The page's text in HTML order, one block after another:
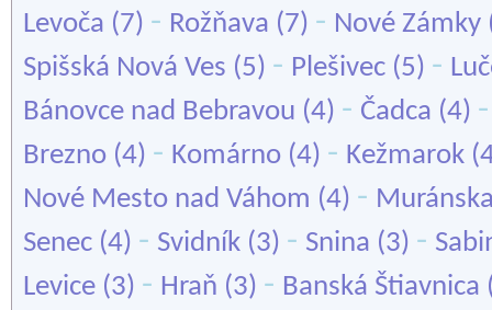
Levoča (7) - Rožňava (7) - Nové Zámky
Spišská Nová Ves (5) - Plešivec (5) -
Bánovce nad Bebravou (4) - Čadca (4)
Brezno (4) - Komárno (4) - Kežmarok
Nové Mesto nad Váhom (4) -
Senec (4) - Svidník (3) - Snina (3) -
Levice (3) - Hraň (3) - Banská Štiavnica